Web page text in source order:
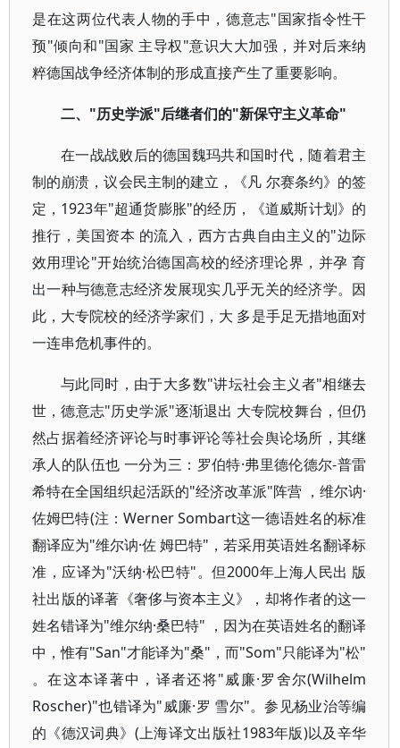
是在这两位代表人物的手中，德意志"国家指令性干
预"倾向和"国家 主导权"意识大大加强，并对后来纳
粹德国战争经济体制的形成直接产生了重要影响。
二、"历史学派"后继者们的"新保守主义革命"
在一战战败后的德国魏玛共和国时代，随着君主
制的崩溃，议会民主制的建立，《凡 尔赛条约》的签
定，1923年"超通货膨胀"的经历，《道威斯计划》的
推行，美国资本 的流入，西方古典自由主义的"边际
效用理论"开始统治德国高校的经济理论界，并孕 育
出一种与德意志经济发展现实几乎无关的经济学。因
此，大专院校的经济学家们，大 多是手足无措地面对
一连串危机事件的。
与此同时，由于大多数"讲坛社会主义者"相继去
世，德意志"历史学派"逐渐退出 大专院校舞台，但仍
然占据着经济评论与时事评论等社会舆论场所，其继
承人的队伍也 一分为三：罗伯特·弗里德伦德尔-普雷
希特在全国组织起活跃的"经济改革派"阵营 ，维尔讷·
佐姆巴特(注：Werner Sombart这一德语姓名的标准
翻译应为"维尔讷·佐 姆巴特"，若采用英语姓名翻译标
准，应译为"沃纳·松巴特"。但2000年上海人民出 版
社出版的译著《奢侈与资本主义》，却将作者的这一
姓名错译为"维尔纳·桑巴特" ，因为在英语姓名的翻译
中，惟有"San"才能译为"桑"，而"Som"只能译为"松"
。在这本译著中，译者还将"威廉·罗舍尔(Wilhelm
Roscher)"也错译为"威廉·罗 雪尔"。参见杨业治等编
的《德汉词典》(上海译文出版社1983年版)以及辛华